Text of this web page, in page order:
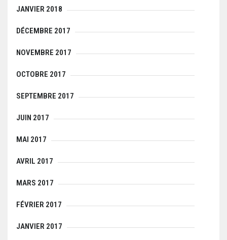
JANVIER 2018
DÉCEMBRE 2017
NOVEMBRE 2017
OCTOBRE 2017
SEPTEMBRE 2017
JUIN 2017
MAI 2017
AVRIL 2017
MARS 2017
FÉVRIER 2017
JANVIER 2017